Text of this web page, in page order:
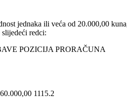
jednaka ili veća od 20.000,00
redci:
POZICIJA PRORAČUNA
1115.2